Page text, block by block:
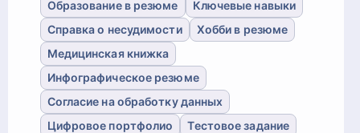
Образование в резюме
Ключевые навыки
Справка о несудимости
Хобби в резюме
Медицинская книжка
Инфографическое резюме
Согласие на обработку данных
Цифровое портфолио
Тестовое задание